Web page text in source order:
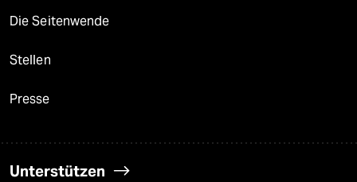
Die Seitenwende
Stellen
Presse
Unterstützen